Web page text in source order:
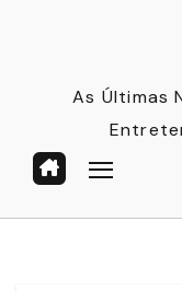
As Últimas